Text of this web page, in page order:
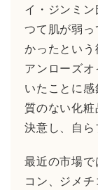
イ・ジンミ
つて肌が弱
かったとい
アンローズ
いたことに
質のない化
決意し、自ら
最近の市場
コン、ジメ